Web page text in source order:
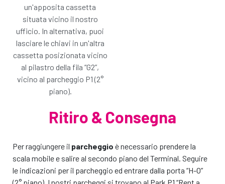
Aggiungi il piano GOLD e prosegui
un'apposita cassetta
situata vicino il nostro
ufficio. In alternativa, puoi
lasciare le chiavi in un'altra
cassetta posizionata vicino
al pilastro della fila “G2”,
vicino al parcheggio P1 (2°
piano).
Ritiro & Consegna
Per raggiungere il parcheggio è necessario prendere la
scala mobile e salire al secondo piano del Terminal. Seguire
le indicazioni per il parcheggio ed entrare dalla porta “H-O”